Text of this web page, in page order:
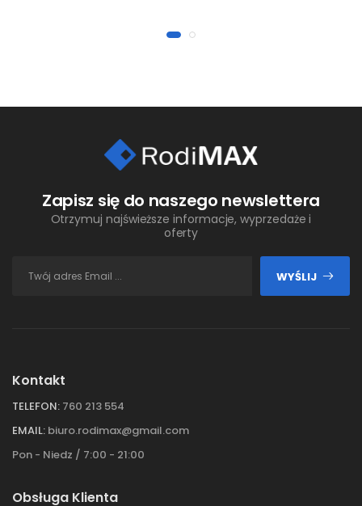
Zapisz się do naszego newslettera
Otrzymuj najświeższe informacje, wyprzedaże i
oferty
WYŚLIJ
Kontakt
TELEFON: 760 213 554
EMAIL: biuro.rodimax@gmail.com
Pon - Niedz / 7:00 - 21:00
Obsługa Klienta